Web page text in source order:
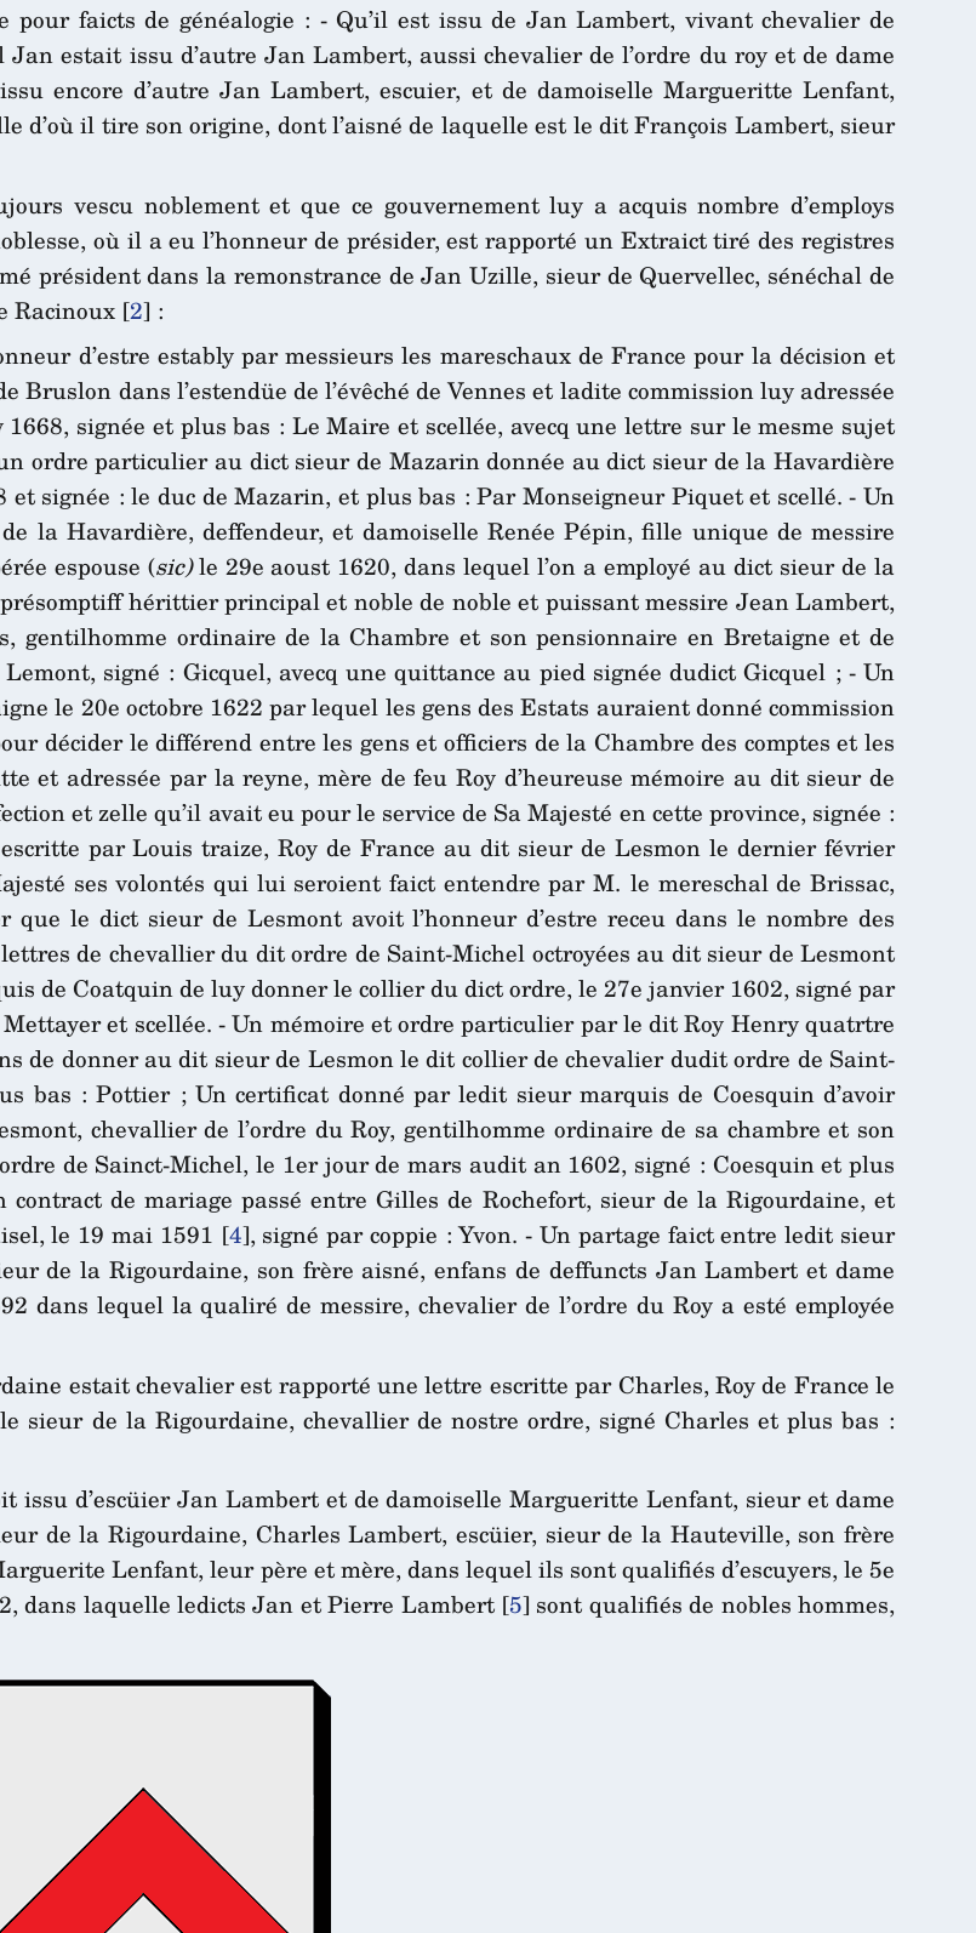
faicts de généalogie : - Qu’il est issu de Jan Lambert, vivant chevalier de
estait issu d’autre Jan Lambert, aussi chevalier de l’ordre du roy et de dame
encore d’autre Jan Lambert, escuier, et de damoiselle Margueritte Lenfant,
d’où il tire son origine, dont l’aisné de laquelle est le dit François Lambert, sieur
vescu noblement et que ce gouvernement luy a acquis nombre d’employs
où il a eu l’honneur de présider, est rapporté un Extraict tiré des registres
président dans la remonstrance de Jan Uzille, sieur de Quervellec, sénéchal de
Racinoux [2] :
d’estre estably par messieurs les mareschaux de France pour la décision et
Bruslon dans l’estendüe de l’évêché de Vennes et ladite commission luy adressée
signée et plus bas : Le Maire et scellée, avecq une lettre sur le mesme sujet
ordre particulier au dict sieur de Mazarin donnée au dict sieur de la Havardière
signée : le duc de Mazarin, et plus bas : Par Monseigneur Piquet et scellé. - Un
la Havardière, deffendeur, et damoiselle Renée Pépin, fille unique de messire
espouse (sic)le 29e aoust 1620, dans lequel l’on a employé au dict sieur de la
hérittier principal et noble de noble et puissant messire Jean Lambert,
gentilhomme ordinaire de la Chambre et son pensionnaire en Bretaigne et de
signé : Gicquel, avecq une quittance au pied signée dudict Gicquel ; - Un
le 20e octobre 1622 par lequel les gens des Estats auraient donné commission
décider le différend entre les gens et officiers de la Chambre des comptes et les
et adressée par la reyne, mère de feu Roy d’heureuse mémoire au dit sieur de
et zelle qu’il avait eu pour le service de Sa Majesté en cette province, signée :
par Louis traize, Roy de France au dit sieur de Lesmon le dernier février
ses volontés qui lui seroient faict entendre par M. le mereschal de Brissac,
le dict sieur de Lesmont avoit l’honneur d’estre receu dans le nombre des
de chevallier du dit ordre de Saint-Michel octroyées au dit sieur de Lesmont
de Coatquin de luy donner le collier du dict ordre, le 27e janvier 1602, signé par
et scellée. - Un mémoire et ordre particulier par le dit Roy Henry quatrtre
de donner au dit sieur de Lesmon le dit collier de chevalier dudit ordre de Saint-
bas : Pottier ; Un certificat donné par ledit sieur marquis de Coesquin d’avoir
chevallier de l’ordre du Roy, gentilhomme ordinaire de sa chambre et son
de Sainct-Michel, le 1er jour de mars audit an 1602, signé : Coesquin et plus
de mariage passé entre Gilles de Rochefort, sieur de la Rigourdaine, et
le 19 mai 1591 [4], signé par coppie : Yvon. - Un partage faict entre ledit sieur
de la Rigourdaine, son frère aisné, enfans de deffuncts Jan Lambert et dame
dans lequel la qualiré de messire, chevalier de l’ordre du Roy a esté employée
estait chevalier est rapporté une lettre escritte par Charles, Roy de France le
sieur de la Rigourdaine, chevallier de nostre ordre, signé Charles et plus bas :
d’escüier Jan Lambert et de damoiselle Margueritte Lenfant, sieur et dame
de la Rigourdaine, Charles Lambert, escüier, sieur de la Hauteville, son frère
Lenfant, leur père et mère, dans lequel ils sont qualifiés d’escuyers, le 5e
dans laquelle ledicts Jan et Pierre Lambert[5] sont qualifiés de nobles hommes,